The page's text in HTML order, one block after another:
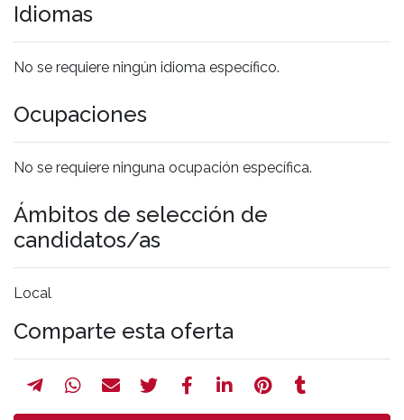
Idiomas
No se requiere ningún idioma específico.
Ocupaciones
No se requiere ninguna ocupación específica.
Ámbitos de selección de
candidatos/as
Local
Comparte esta oferta